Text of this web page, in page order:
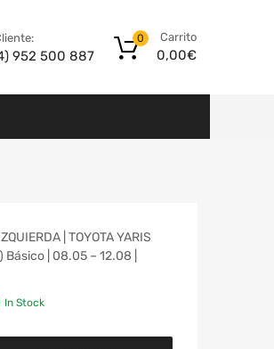
952 500 887
Carrito
0,00€
0
| TOYOTA YARIS
| 08.05 – 12.08 |
In Stock